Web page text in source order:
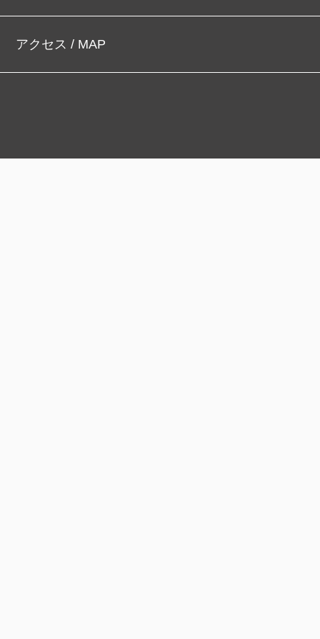
アクセス / MAP